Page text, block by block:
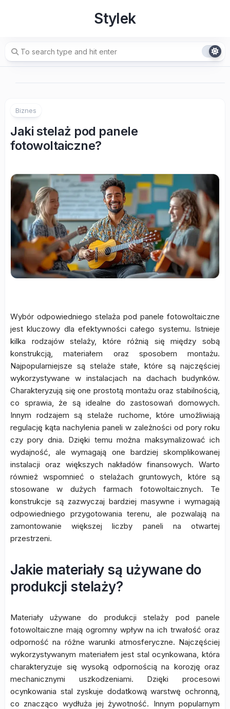
Stylek
Biznes
Jaki stelaż pod panele
fotowoltaiczne?
Wybór odpowiedniego stelaża pod panele fotowoltaiczne
jest kluczowy dla efektywności całego systemu. Istnieje
kilka rodzajów stelaży, które różnią się między sobą
konstrukcją, materiałem oraz sposobem montażu.
Najpopularniejsze są stelaże stałe, które są najczęściej
wykorzystywane w instalacjach na dachach budynków.
Charakteryzują się one prostotą montażu oraz stabilnością,
co sprawia, że są idealne do zastosowań domowych.
Innym rodzajem są stelaże ruchome, które umożliwiają
regulację kąta nachylenia paneli w zależności od pory roku
czy pory dnia. Dzięki temu można maksymalizować ich
wydajność, ale wymagają one bardziej skomplikowanej
instalacji oraz większych nakładów finansowych. Warto
również wspomnieć o stelażach gruntowych, które są
stosowane w dużych farmach fotowoltaicznych. Te
konstrukcje są zazwyczaj bardziej masywne i wymagają
odpowiedniego przygotowania terenu, ale pozwalają na
zamontowanie większej liczby paneli na otwartej
przestrzeni.
Jakie materiały są używane do
produkcji stelaży?
Materiały używane do produkcji stelaży pod panele
fotowoltaiczne mają ogromny wpływ na ich trwałość oraz
odporność na różne warunki atmosferyczne. Najczęściej
wykorzystywanym materiałem jest stal ocynkowana, która
charakteryzuje się wysoką odpornością na korozję oraz
mechanicznymi uszkodzeniami. Dzięki procesowi
ocynkowania stal zyskuje dodatkową warstwę ochronną,
co znacząco wydłuża jej żywotność. Innym popularnym